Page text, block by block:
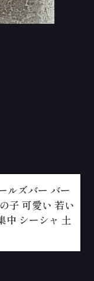
ズバー バー
子 可愛い 若い
中 シーシャ 土